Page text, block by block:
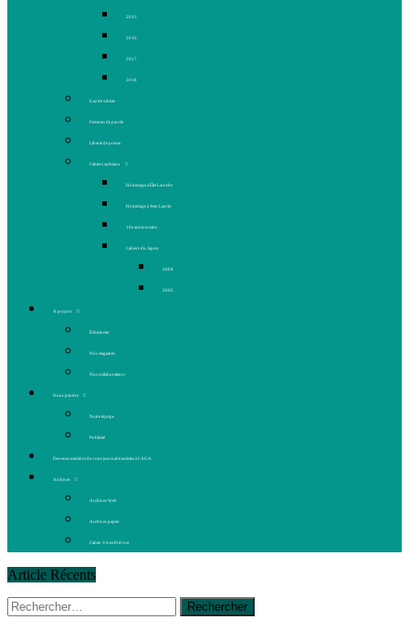
2015
2016
2017
2018
Gaz de schiste
Femmes de parole
Liberté de presse
Cahiers spéciaux
Hommage à Élie Laroche
Hommage à Jean Laurin
10e anniversaire
Cahiers du Japon
2004
2005
À propos
Échéancier
Nos stagiaires
Nos collaborateurs
Nous joindre
Notre équipe
Publicité
Devenez membre de votre journal et assistez à l’AGA
Archives
Archives Web
Archives papier
Cahier Vivez Prévost
Article Récents
14 octobre 2015
La course de boîtes à savon du club
Rechercher :